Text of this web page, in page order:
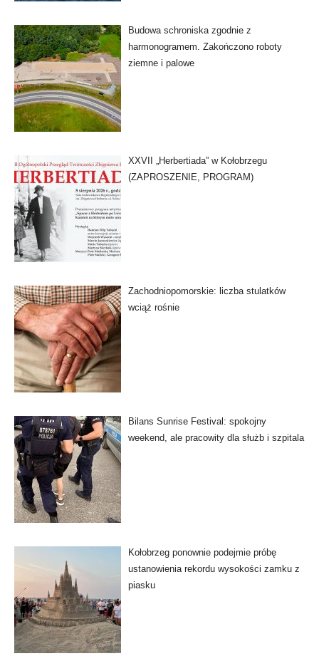
Budowa schroniska zgodnie z
harmonogramem. Zakończono roboty
ziemne i palowe
XXVII „Herbertiada” w Kołobrzegu
(ZAPROSZENIE, PROGRAM)
Zachodniopomorskie: liczba stulatków
wciąż rośnie
Bilans Sunrise Festival: spokojny
weekend, ale pracowity dla służb i szpitala
Kołobrzeg ponownie podejmie próbę
ustanowienia rekordu wysokości zamku z
piasku